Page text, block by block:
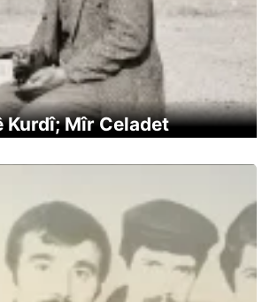
Kurdî; Mîr Celadet